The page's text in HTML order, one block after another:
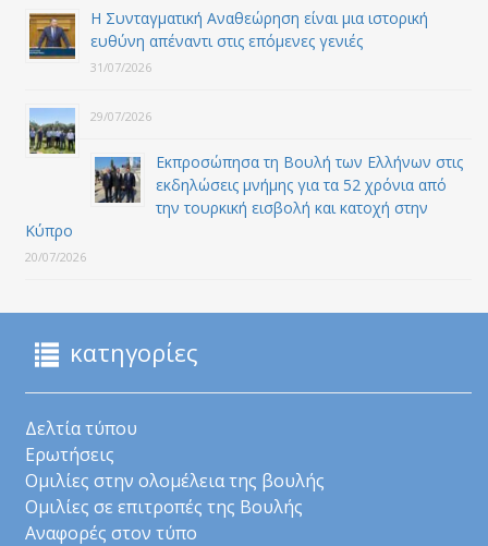
Η Συνταγματική Αναθεώρηση είναι μια ιστορική
ευθύνη απέναντι στις επόμενες γενιές
31/07/2026
29/07/2026
Εκπροσώπησα τη Βουλή των Ελλήνων στις
εκδηλώσεις μνήμης για τα 52 χρόνια από
την τουρκική εισβολή και κατοχή στην
Κύπρο
20/07/2026
κατηγορίες
Δελτία τύπου
Ερωτήσεις
Ομιλίες στην ολομέλεια της βουλής
Ομιλίες σε επιτροπές της Βουλής
Αναφορές στον τύπο